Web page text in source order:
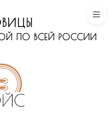
ПО ВСЕЙ РОССИИ